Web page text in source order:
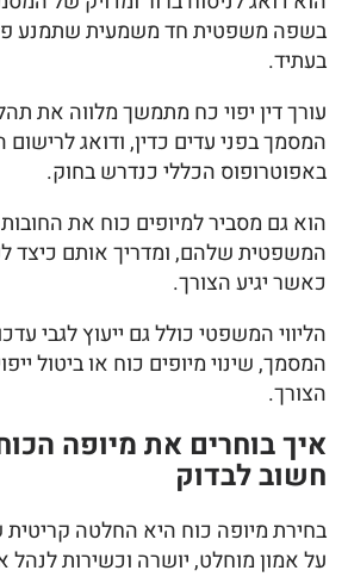
בשפה משפטית חד משמעית שתמנע
בעתיד.
עורך דין יפוי כח מתמשך מלווה את
המסמך בפני עדים כדין, ודואג
באפוטרופוס הכללי כנדרש בחוק.
הוא גם מסביר למיופים כוח את
המשפטית שלהם, ומדריך אותם כיצד
כאשר יגיע הצורך.
הליווי המשפטי כולל גם ייעוץ לגבי
המסמך, שינוי מיופים כוח או ביטול
הצורך.
איך בוחרים את מיופה
חשוב לבדוק
בחירת מיופה כוח היא החלטה
על אמון מוחלט, יושרה וכשירות לנהל